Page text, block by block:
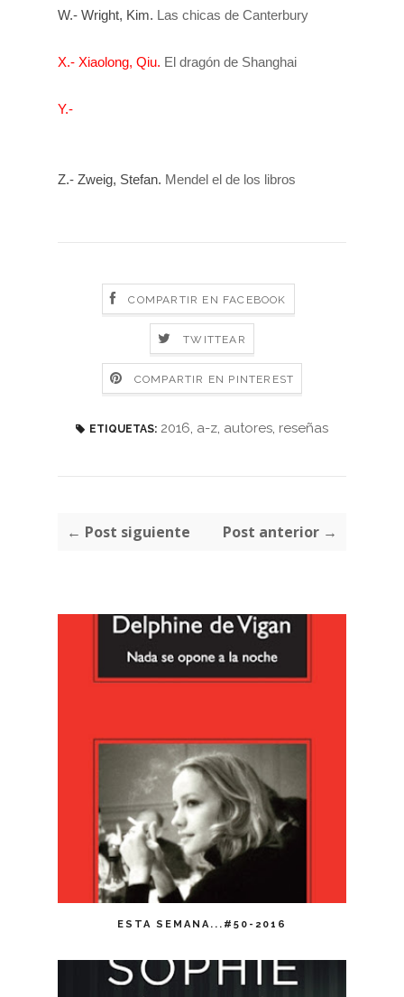
W.- Wright, Kim. Las chicas de Canterbury
X.- Xiaolong, Qiu. El dragón de Shanghai
Y.-
Z.- Zweig, Stefan. Mendel el de los libros
COMPARTIR EN FACEBOOK
TWITTEAR
COMPARTIR EN PINTEREST
ETIQUETAS: 2016, a-z, autores, reseñas
← Post siguiente Post anterior →
ESTA SEMANA...#50-2016